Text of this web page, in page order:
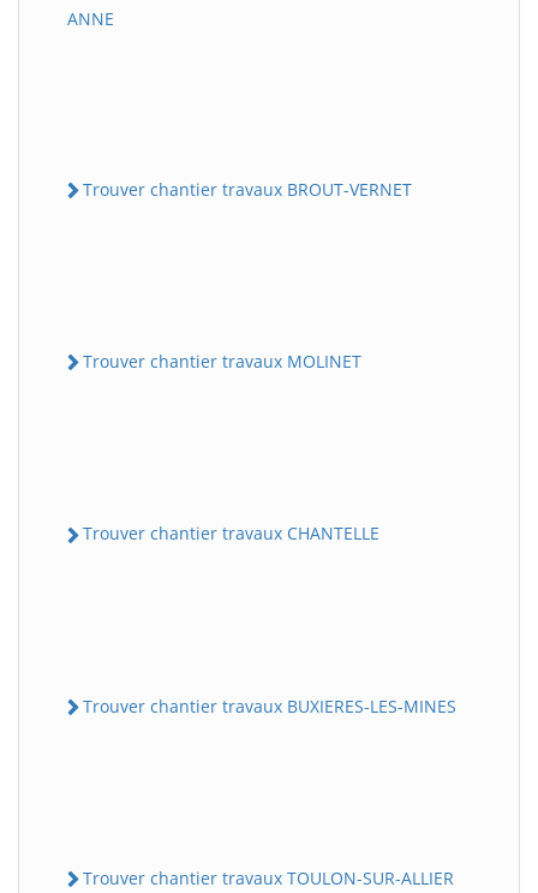
ANNE
Trouver chantier travaux BROUT-VERNET
Trouver chantier travaux MOLINET
Trouver chantier travaux CHANTELLE
Trouver chantier travaux BUXIERES-LES-MINES
Trouver chantier travaux TOULON-SUR-ALLIER